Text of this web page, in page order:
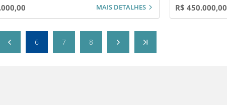
MAIS DETALHES R$ 450.000,00
6 7 8